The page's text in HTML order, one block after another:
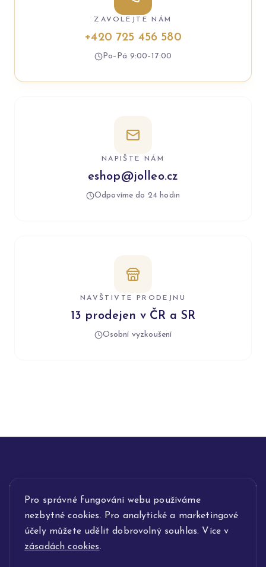
Pro správné fungování webu používáme
nezbytné cookies. Pro analytické a marketingové
účely můžete udělit dobrovolný souhlas. Více v
zásadách cookies.
ZAVOLEJTE NÁM
+420 725 456 580
Po–Pá 9:00–17:00
NAPIŠTE NÁM
eshop@jolleo.cz
Odpovíme do 24 hodin
NAVŠTIVTE PRODEJNU
13 prodejen v ČR a SR
Osobní vyzkoušení
INFORMACE
POPIS SLUŽEB